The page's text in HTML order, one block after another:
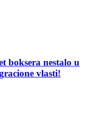
boksera nestalo u
vlasti!